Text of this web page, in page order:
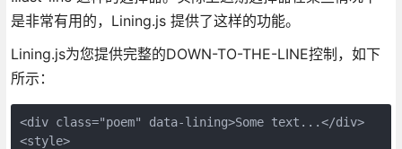
是非常有用的，Lining.js 提供了这样的功能。
Lining.js为您提供完整的DOWN-TO-THE-LINE控制，如下
所示：
<div class="poem" data-lining>Some text...</div>
<style>